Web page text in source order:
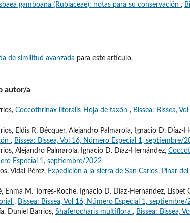
gamboana (Rubiaceae): notas para su conservación ,
de similitud avanzada para este artículo.
autor/a
Coccothrinax litoralis-Hoja de taxón , Bissea: Bissea,
Eldis R. Bécquer, Alejandro Palmarola, Ignacio D. Díaz-
, Bissea: Bissea, Vol 16, Número Especial 1, septiembre/
Alejandro Palmarola, Ignacio D. Díaz-Hernández,
Especial 1, septiembre/2022
Vidal Pérez, Expedición a la sierra de San Carlos, Pinar del
Enma M. Torres-Roche, Ignacio D. Díaz-Hernández, Lisbet
, Bissea: Bissea, Vol 16, Número Especial 1, septiembre/
Duniel Barrios, Shaferocharis multiflora , Bissea: Bissea,